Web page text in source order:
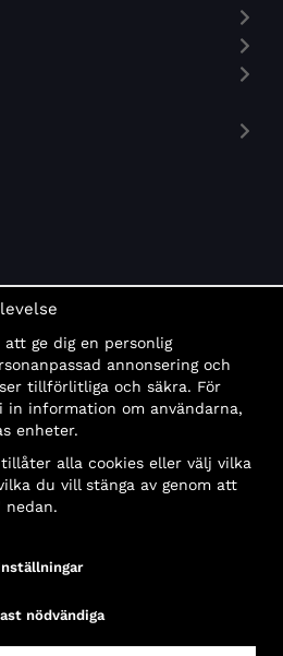
ge dig en personlig
annonsering och
tillförlitliga och säkra. För
in information om användarna,
enheter.
alla cookies eller välj vilka
du vill stänga av genom att
nedan.
nödvändiga